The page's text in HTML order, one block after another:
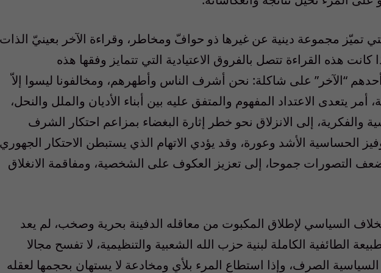
تميّز مجموعة دينية عن غيرها ذو حوافّ ومخاطر، وقراءة الآخر بعينيّ الذات
كانت هذه القراءة تتصل بالفروق الاعتيادية التي تتمايز وفقها هذه
“الآخر” على شاكلة: نحن أشرف الناس وأطهرهم، ومخالفونا ليسوا إلاّ
يتعدى الاعتداد المفهوم والمتفق عليه بين أبناء الأديان والملل والنحل،
والفكرية، إلى الانزلاق نحو خطر إثارة البغضاء بمزاعم احتكار الشرف
الحساسية الأشد وعورة، وقد يؤدي الاتهام الذي يستبطن الاحتكار الجهوري
التصورات جموحا، إلى تعزيز العكوف على الشخصية، ومفاقمة الانغلاق
السياسي لإطلاق المكبوت من معاقله الدفينة بحرية وصخب، لم يعد
الطائفية الكاملة لبنية حزب الله الشعبية والتنظيمية، لا تفسح مجالا
الصرف، وإذا استطاع المرء بلأي ومخادعة لا يستهان بحجمها لعقله